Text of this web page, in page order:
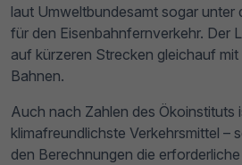
laut Umweltbundesamt sogar unter
für den Eisenbahnfernverkehr. Der
auf kürzeren Strecken gleichauf
Bahnen.
Auch nach Zahlen des Ökoinstituts
klimafreundlichste Verkehrsmittel –
den Berechnungen die